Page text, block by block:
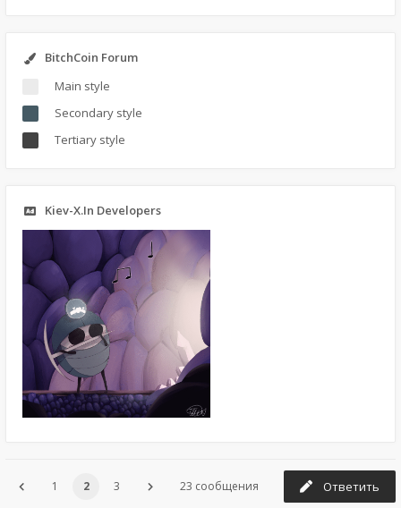
BitchCoin Forum
Main style
Secondary style
Tertiary style
Kiev-X.In Developers
1 2 3 23 сообщения Ответить